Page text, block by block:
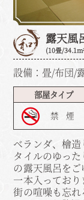
露天風
(10畳/
設備：畳/布団/
部屋タイプ
禁 煙
ベランダ、檜
タイルのゆっ
の露天風呂を
一本入っており
街の喧噪も忘